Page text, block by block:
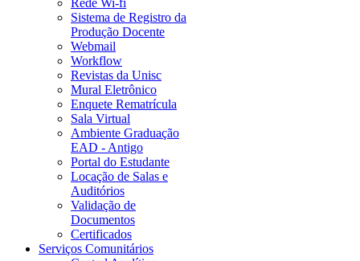
Rede Wi-fi
Sistema de Registro da
Produção Docente
Webmail
Workflow
Revistas da Unisc
Mural Eletrônico
Enquete Rematrícula
Sala Virtual
Ambiente Graduação
EAD - Antigo
Portal do Estudante
Locação de Salas e
Auditórios
Validação de
Documentos
Certificados
Serviços Comunitários